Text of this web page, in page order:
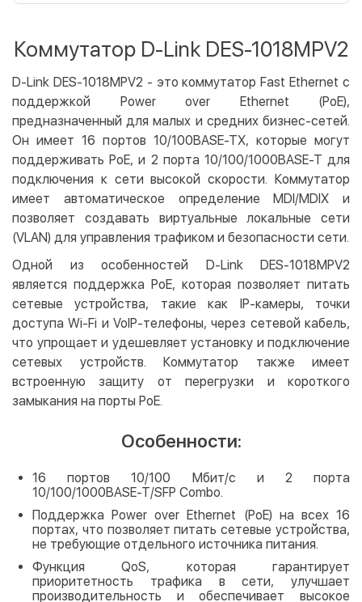
LiqPay
Apple Pay
Google Pay
Безналичный расчет
Оплата на карту юр.лица
Оплата на счет юр.лица
Мгновенная рассрочка (Приватбанк)
Оплата частями (Приватбанк)
Покупка частями (Монобанк)
Коммутатор D-Link DES-1018MPV2
D-Link DES-1018MPV2 - это коммутатор Fast Ethernet с
поддержкой Power over Ethernet (PoE),
предназначенный для малых и средних бизнес-сетей.
Он имеет 16 портов 10/100BASE-TX, которые могут
поддерживать PoE, и 2 порта 10/100/1000BASE-T для
подключения к сети высокой скорости. Коммутатор
имеет автоматическое определение MDI/MDIX и
позволяет создавать виртуальные локальные сети
(VLAN) для управления трафиком и безопасности сети.
Одной из особенностей D-Link DES-1018MPV2
является поддержка PoE, которая позволяет питать
сетевые устройства, такие как IP-камеры, точки
доступа Wi-Fi и VoIP-телефоны, через сетевой кабель,
что упрощает и удешевляет установку и подключение
сетевых устройств. Коммутатор также имеет
встроенную защиту от перегрузки и короткого
замыкания на порты PoE.
Особенности:
16 портов 10/100 Мбит/с и 2 порта
10/100/1000BASE-T/SFP Combo.
Поддержка Power over Ethernet (PoE) на всех 16
портах, что позволяет питать сетевые устройства,
не требующие отдельного источника питания.
Функция QoS, которая гарантирует
приоритетность трафика в сети, улучшает
производительность и обеспечивает высокое